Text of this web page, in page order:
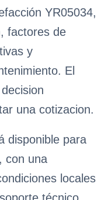
YR05034,
factores de
y
El
una cotizacion.
disponible para
con una
locales
técnico.